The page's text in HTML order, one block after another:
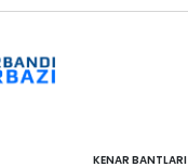
KENAR BANTLARI